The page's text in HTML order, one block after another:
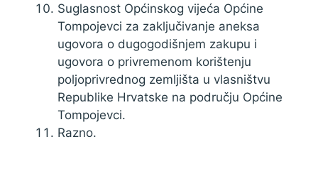
Suglasnost Općinskog vijeća Općine
Tompojevci za zaključivanje aneksa
ugovora o dugogodišnjem zakupu i
ugovora o privremenom korištenju
poljoprivrednog zemljišta u vlasništvu
Republike Hrvatske na području Općine
Tompojevci.
Razno.